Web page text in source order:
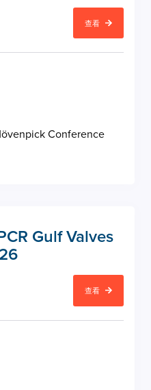
查看
Conference
Gulf Valves
查看